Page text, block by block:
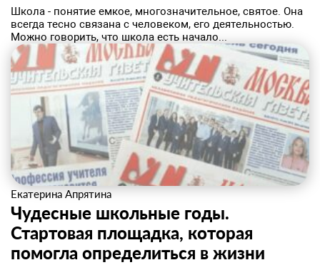
​Школа - понятие емкое, многозначительное, святое. Она
всегда тесно связана с человеком, его деятельностью.
Можно говорить, что школа есть начало...
Екатерина Апрятина
Чудесные школьные годы.
Стартовая площадка, которая
помогла определиться в жизни